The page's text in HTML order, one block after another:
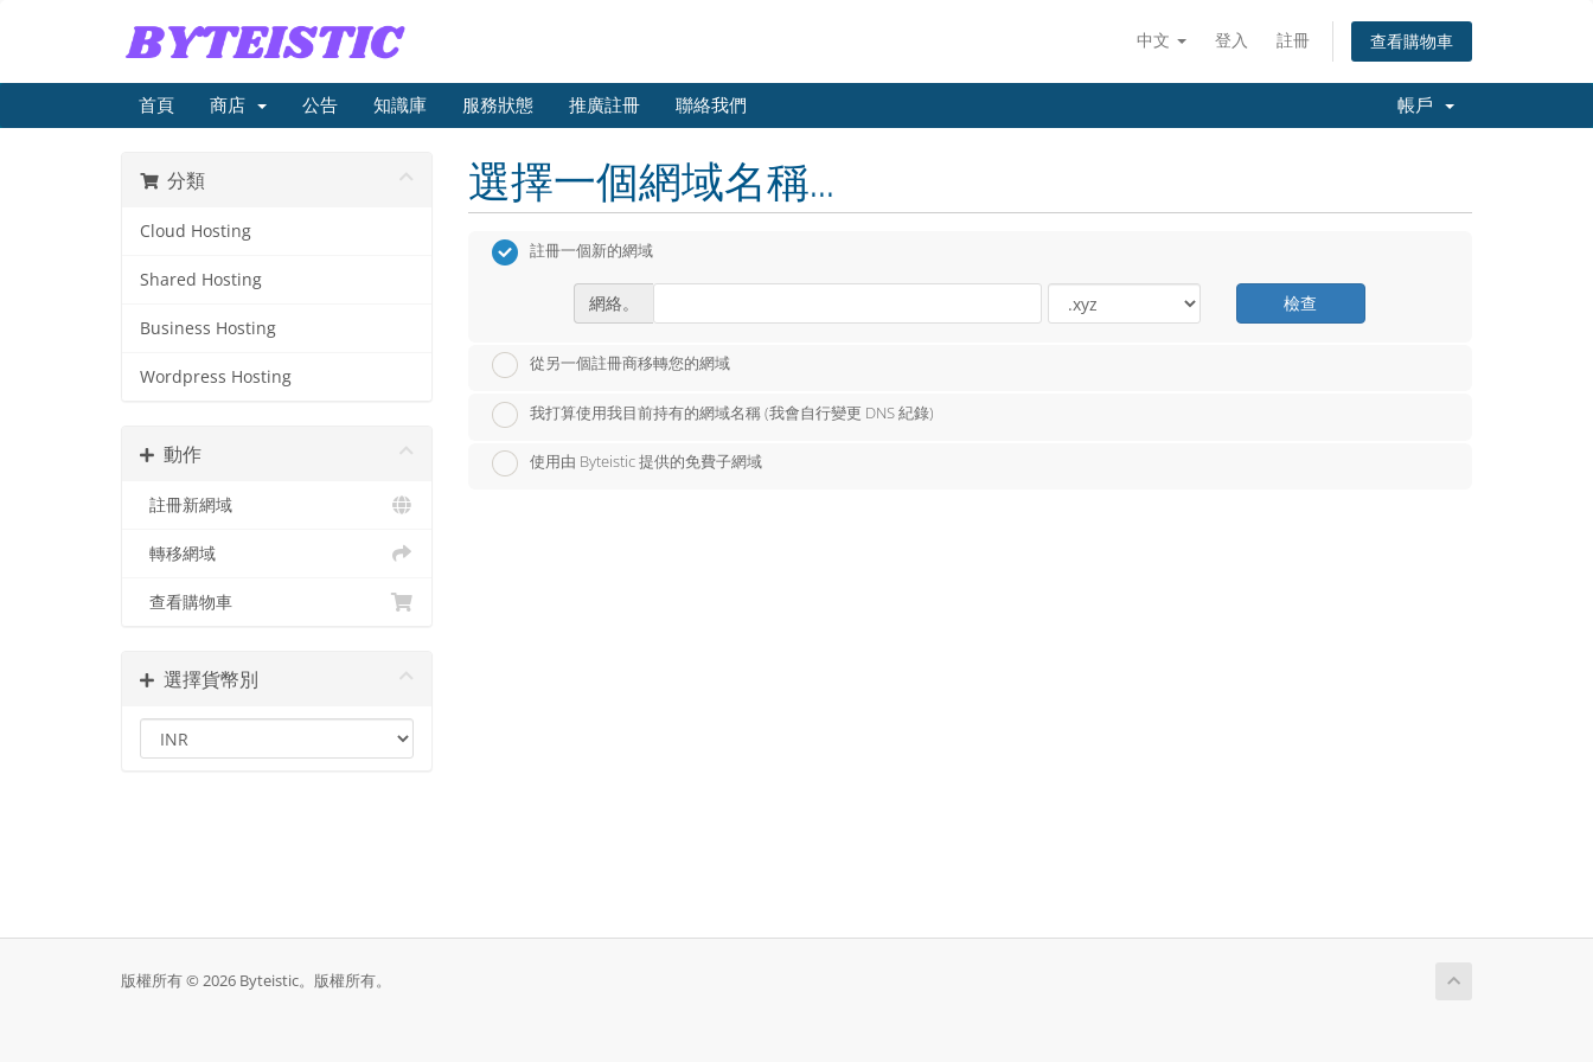
中文 登入 註冊 查看購物車
首頁 商店 公告 知識庫 服務狀態 推廣註冊 聯絡我們 帳戶
分類
Cloud Hosting
Shared Hosting
Business Hosting
Wordpress Hosting
動作
註冊新網域
轉移網域
查看購物車
選擇貨幣別
選擇一個網域名稱...
註冊一個新的網域
網絡。 檢查
從另一個註冊商移轉您的網域
我打算使用我目前持有的網域名稱 (我會自行變更 DNS 紀錄)
使用由 Byteistic 提供的免費子網域
版權所有 © 2026 Byteistic。版權所有。